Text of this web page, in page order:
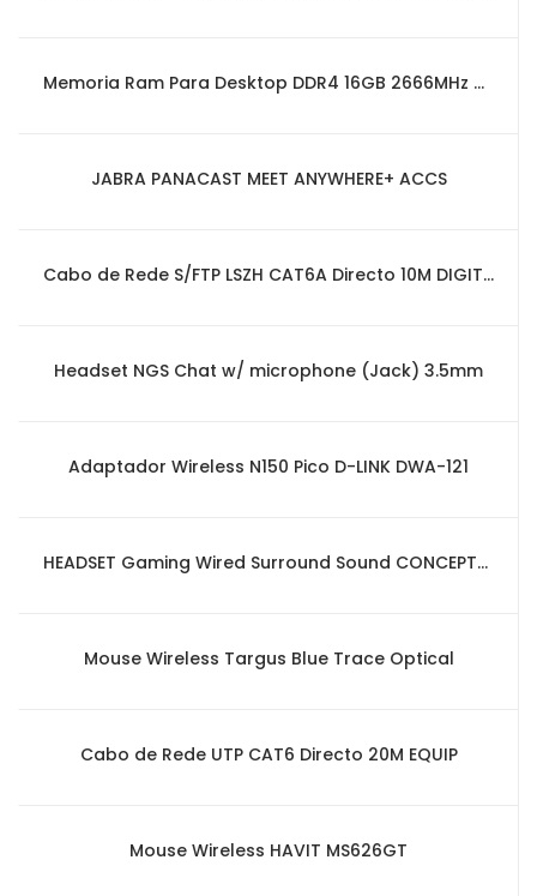
Memoria Ram Para Desktop DDR4 16GB 2666MHz U-DIMM Adata
JABRA PANACAST MEET ANYWHERE+ ACCS
Cabo de Rede S/FTP LSZH CAT6A Directo 10M DIGITUS
Headset NGS Chat w/ microphone (Jack) 3.5mm
Adaptador Wireless N150 Pico D-LINK DWA-121
HEADSET Gaming Wired Surround Sound CONCEPTRONIC
Mouse Wireless Targus Blue Trace Optical
Cabo de Rede UTP CAT6 Directo 20M EQUIP
Mouse Wireless HAVIT MS626GT